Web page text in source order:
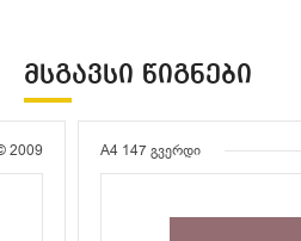
ᲛᲡᲒᲐᲕᲡᲘ ᲬᲘᲒᲜᲔᲑᲘ
2009 A4 147 გვერდი